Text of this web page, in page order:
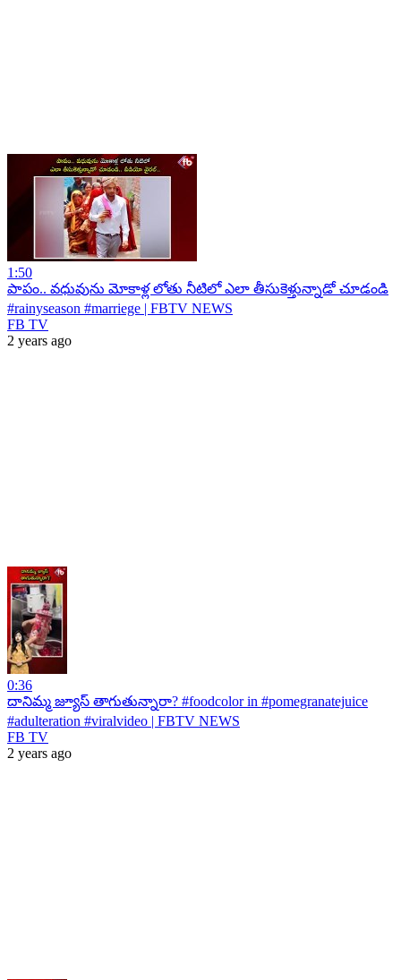
1:50
పాపం.. వధువును మోకాళ్ల లోతు నీటిలో ఎలా తీసుకెళ్తున్నాడో చూడండి
#rainyseason #marriege | FBTV NEWS
FB TV
2 years ago
0:36
దానిమ్మ జ్యూస్ తాగుతున్నారా? #foodcolor in #pomegranatejuice
#adulteration #viralvideo | FBTV NEWS
FB TV
2 years ago